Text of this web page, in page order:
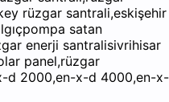
rüzgar santrali,eskişehir
satan
enerji santralisivrihisar
panel,rüzgar
d 2000,en-x-d 4000,en-x-